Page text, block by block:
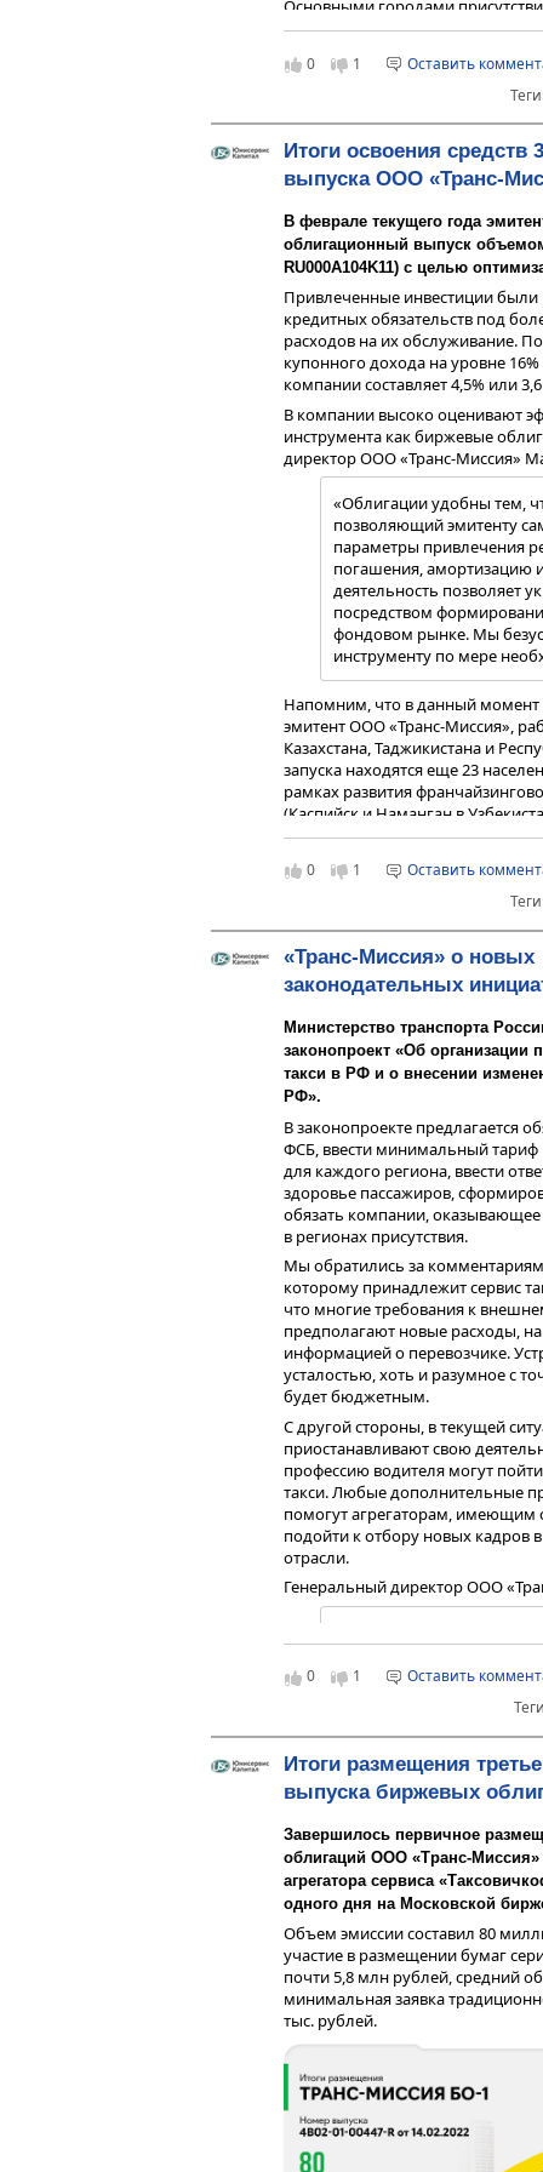
Основными городами
городов (9 из которых крупных)
Сервис «Ситимобил» помимо
основных федеральных
федеральных округов.
Столь серьёзные изменения в
своё отражение в основных
• Выручка выросла на 215% к
• Выручка отдельно взятого 2
на 30%.
значения 95,9 млн руб.
• EBITDA LTM также находится
млн руб.
Приобретение «Ситимобил»
двум займам партнёрских
«Грузовичкоф») и ООО
долг ООО «Транс-Миссия» на
в активах баланса (+448 млн
которые складываются из
Пассивы, помимо долгосрочных
капиталом, его величина на
доли в валюте баланса равной
процентных пункта.
Показатели рентабельности
существенно превысив значения
0 1
Оставить
Итоги освоения средств
выпуска ООО «Транс-
В феврале текущего года
облигационный выпуск
RU000A104K11) с целью
Привлеченные инвестиции
кредитных обязательств под
расходов на их обслуживание.
купонного дохода на уровне
компании составляет 4,5% или
В компании высоко оценивают
инструмента как биржевые
директор ООО «Транс-Миссия»
«Облигации удобны тем,
позволяющий эмитенту
параметры привлечения
погашения, амортизацию
деятельность позволяет
посредством
фондовом рынке. Мы
инструменту по мере
Напомним, что в данный момент
эмитент ООО «Транс-Миссия»,
Казахстана, Таджикистана и
запуска находятся еще 23
рамках развития
(Каспийск и Наманган в
Киргизии).
В обращении у эмитента на
на общую сумму 140 млн руб.
руб. (серия БО-П01, ISIN:
в 2019 году, ООО «Транс-Миссия»
0 1
Оставить
«Транс-Миссия» о новых
законодательных
Министерство транспорта
законопроект «Об организации
такси в РФ и о внесении
РФ».
В законопроекте предлагается
ФСБ, ввести минимальный тариф
для каждого региона, ввести
здоровье пассажиров,
обязать компании, оказывающее
в регионах присутствия.
Мы обратились за
которому принадлежит сервис
что многие требования к
предполагают новые расходы,
информацией о перевозчике.
усталостью, хоть и разумное с
будет бюджетным.
С другой стороны, в текущей
приостанавливают свою
профессию водителя могут
такси. Любые дополнительные
помогут агрегаторам, имеющим
подойти к отбору новых кадров
отрасли.
Генеральный директор ООО
правила и нормы. В
передавать данные о
водителей на линии в
правило о запрете
неснятой судимостью, не
поскольку мы и так
судимости и считаем это
пассажиров и репутации
Следует отметить, что эмитент
органами управления,
правительственных
оказывать влияние на дорожную
взаимодействие с
0 1
Оставить
Итоги размещения
выпуска биржевых
Завершилось первичное
облигаций ООО «Транс-
агрегатора сервиса
одного дня на Московской
Объем эмиссии составил 80
участие в размещении бумаг
почти 5,8 млн рублей, средний
минимальная заявка
тыс. рублей.